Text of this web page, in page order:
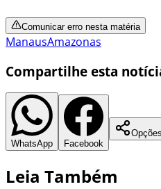
Comunicar erro nesta matéria
ManausAmazonas
Compartilhe esta
WhatsApp Facebook
Opções
Leia Também